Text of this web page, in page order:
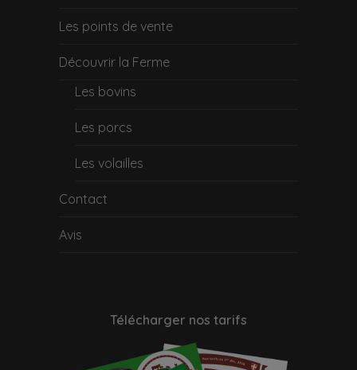
Les points de vente
Découvrir la Ferme
Les bovins
Les porcs
Les volailles
Contact
Avis
Télécharger nos tarifs